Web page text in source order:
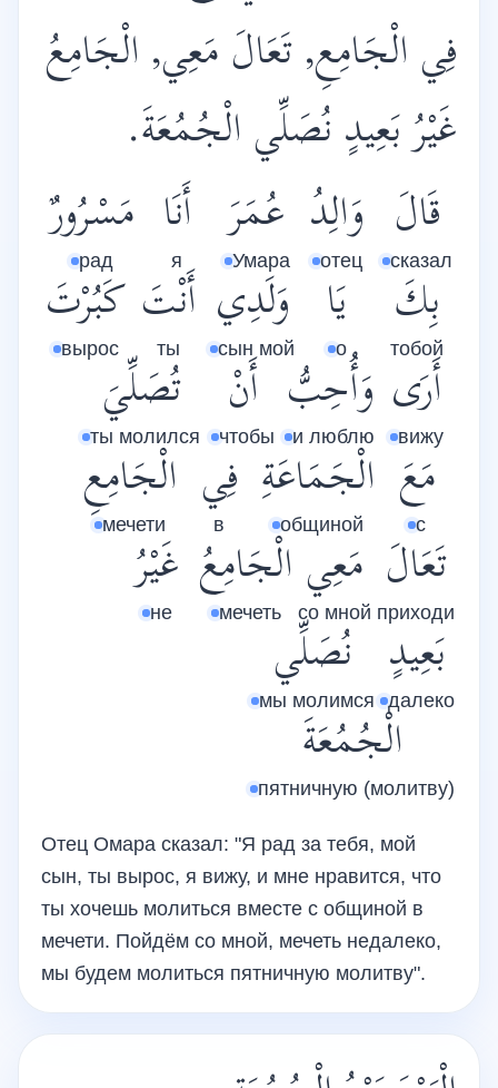
فِي الْجَامِعِ, تَعَالَ مَعِي, الْجَامِعُ
غَيْرُ بَعِيدٍ نُصَلِّي الْجُمُعَةَ.
قَالَ
сказал
وَالِدُ
отец
عُمَرَ
Умара
أَنَا
я
مَسْرُورٌ
рад
بِكَ
тобой
يَا
о
وَلَدِي
сын мой
أَنْتَ
ты
كَبُرْتَ
вырос
أَرَى
вижу
وَأُحِبُّ
и люблю
أَنْ
чтобы
تُصَلِّيَ
ты молился
مَعَ
с
الْجَمَاعَةِ
общиной
فِي
в
الْجَامِعِ
мечети
تَعَالَ
приходи
مَعِي
со мной
الْجَامِعُ
мечеть
غَيْرُ
не
بَعِيدٍ
далеко
نُصَلِّي
мы молимся
الْجُمُعَةَ
пятничную (молитву)
Отец Омара сказал: "Я рад за тебя, мой
сын, ты вырос, я вижу, и мне нравится, что
ты хочешь молиться вместе с общиной в
мечети. Пойдём со мной, мечеть недалеко,
мы будем молиться пятничную молитву".